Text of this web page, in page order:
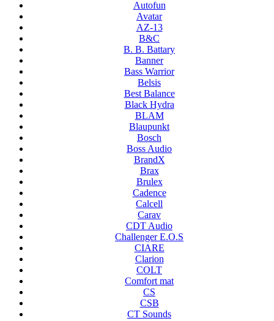
Autofun
Avatar
AZ-13
B&C
B. B. Battary
Banner
Bass Warrior
Belsis
Best Balance
Black Hydra
BLAM
Blaupunkt
Bosch
Boss Audio
BrandX
Brax
Brulex
Cadence
Calcell
Carav
CDT Audio
Challenger E.O.S
CIARE
Clarion
COLT
Comfort mat
CS
CSB
CT Sounds